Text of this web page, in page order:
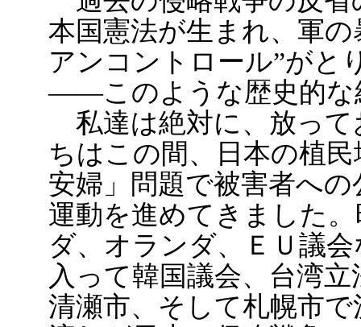
本国憲法が生まれ、軍
アンコントロール”がと
――このような歴史的な
私達は絶対に、放って
ちはこの間、日本の植
安婦」問題で被害者へ
運動を進めてきました
ダ、オランダ、ＥＵ議
入って韓国議会、台湾
清瀬市、そして札幌市